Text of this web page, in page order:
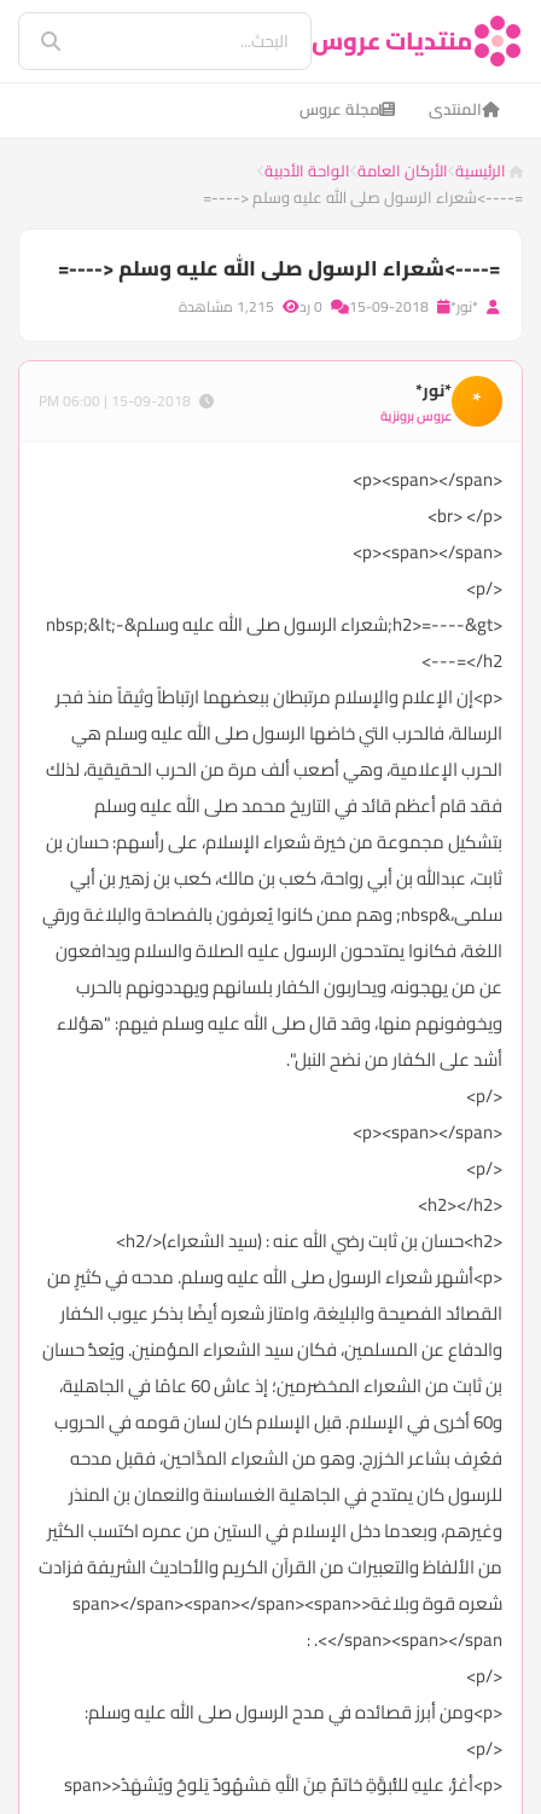
منتديات عروس
المنتدى مجلة عروس
الرئيسية الأركان العامة الواحة الأدبية
=---->شعراء الرسول صلى الله عليه وسلم <----=
=---->شعراء الرسول صلى الله عليه وسلم <----=
*نور*
* *نور*
عروس برونزية
<p><span></span>
<br> </p>
<p><span></span>
</p>
<h2>=----&gt;شعراء الرسول صلى الله عليه وسلم&nbsp;&lt;-
---=</h2>
<p>إن الإعلام والإسلام مرتبطان ببعضهما ارتباطاً وثيقاً منذ فجر
الرسالة، فالحرب التي خاضها الرسول صلى الله عليه وسلم هي
الحرب الإعلامية، وهي أصعب ألف مرة من الحرب الحقيقية، لذلك
فقد قام أعظم قائد في التاريخ محمد صلى الله عليه وسلم
بتشكيل مجموعة من خيرة شعراء الإسلام، على رأسهم: حسان بن
ثابت، عبدالله بن أبي رواحة، كعب بن مالك، كعب بن زهير بن أبي
سلمى،&nbsp; وهم ممن كانوا يُعرفون بالفصاحة والبلاغة ورقي
اللغة، فكانوا يمتدحون الرسول عليه الصلاة والسلام ويدافعون
عن من يهجونه، ويحاربون الكفار بلسانهم ويهددونهم بالحرب
ويخوفونهم منها، وقد قال صلى الله عليه وسلم فيهم: "هؤلاء
أشد على الكفار من نضح النبل".
</p>
<p><span></span>
</p>
<h2></h2>
<h2>حسان بن ثابت رضي الله عنه : (سيد الشعراء)</h2>
<p>أشهر شعراء الرسول صلى الله عليه وسلم. مدحه في كثيرٍ من
القصائد الفصيحة والبليغة، وامتاز شعره أيضًا بذكر عيوب الكفار
والدفاع عن المسلمين، فكان سيد الشعراء المؤمنين. ويُعدُّ حسان
بن ثابت من الشعراء المخضرمين؛ إذ عاش 60 عامًا في الجاهلية،
و60 أخرى في الإسلام. قبل الإسلام كان لسان قومه في الحروب
فعُرِف بشاعر الخزرج. وهو من الشعراء المدَّاحين، فقبل مدحه
للرسول كان يمتدح في الجاهلية الغساسنة والنعمان بن المنذر
وغيرهم، وبعدما دخل الإسلام في الستين من عمره اكتسب الكثير
من الألفاظ والتعبيرات من القرآن الكريم والأحاديث الشريفة فزادت
شعره قوة وبلاغة<span></span><span></span><span>
</span><span></span>. :
</p>
<p>ومن أبرز قصائده في مدح الرسول صلى الله عليه وسلم:
</p>
<p>أغرُّ، عليهِ للنُّبوَّةِ خاتمٌ مِنَ اللَّهِ مَشهُودٌ يَلوحُ ويُشهَدُ<span>